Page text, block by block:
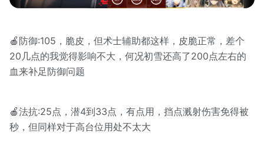
🍎防御:105，脆皮，但术士辅助都这样，皮脆正常，差个
20几点的我觉得影响不大，何况初雪还高了200点左右的
血来补足防御问题
🍎法抗:25点，潜4到33点，有点用，挡点溅射伤害免得被
秒，但同样对于高台位用处不太大